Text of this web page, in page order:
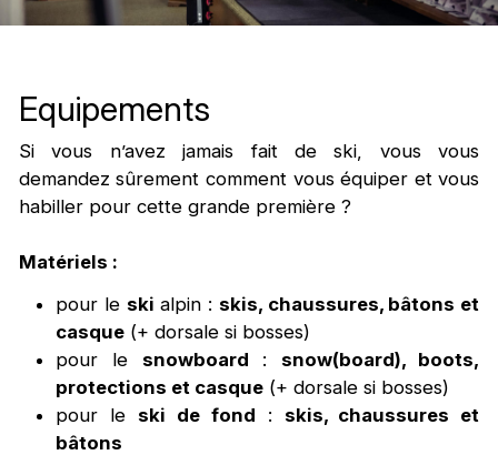
Equipements
Si vous n’avez jamais fait de ski, vous vous
demandez sûrement comment vous équiper et vous
habiller pour cette grande première ?
Matériels :
pour leski alpin : skis, chaussures, bâtons et
casque (+ dorsale si bosses)
pour le snowboard : snow(board), boots,
protections et casque (+ dorsale si bosses)
pour leski de fond : skis, chaussures et
bâtons